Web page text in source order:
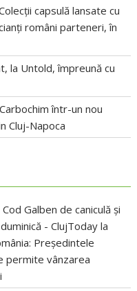
capsulă lansate cu
români parteneri, în
la Untold, împreună cu
într-un nou
Cluj-Napoca
Galben de caniculă și
- ClujToday la
Președintele
permite vânzarea